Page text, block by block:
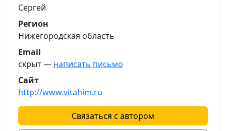
Сергей
Регион
Нижегородская область
Email
скрыт — написать письмо
Сайт
http://www.vitahim.ru
Связаться с автором